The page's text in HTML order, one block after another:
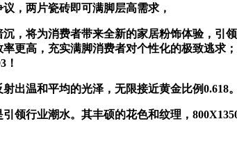
，两片瓷砖即可满脚层高需求，
将为消费者带来全新的家居粉饰体验，引
更高，充实满脚消费者对个性化的极致逃
！
温和平均的光泽，无限接近黄金比例0.618
行业潮水。其丰硕的花色和纹理，